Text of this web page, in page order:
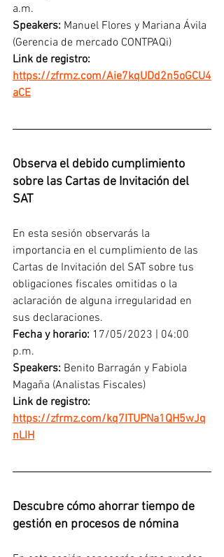
a.m.
Speakers: Manuel Flores y Mariana Ávila
(Gerencia de mercado CONTPAQi)
Link de registro:
https://zfrmz.com/Aie7kqUDd2n5oGCU4
aCE
Observa el debido cumplimiento
sobre las Cartas de Invitación del
SAT
En esta sesión observarás la
importancia en el cumplimiento de las
Cartas de Invitación del SAT sobre tus
obligaciones fiscales omitidas o la
aclaración de alguna irregularidad en
sus declaraciones.
Fecha y horario: 17/05/2023 | 04:00
p.m.
Speakers: Benito Barragán y Fabiola
Magaña (Analistas Fiscales)
Link de registro:
https://zfrmz.com/kq7ITUPNa1QH5wJq
nLIH
Descubre cómo ahorrar tiempo de
gestión en procesos de nómina